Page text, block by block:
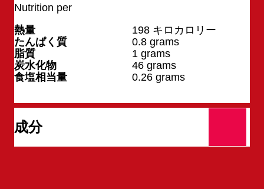
Nutrition per
熱量 198 キロカロリー
たんぱく質
0.8 grams
脂質
1 grams
炭水化物
46 grams
食塩相当量
0.26 grams
成分